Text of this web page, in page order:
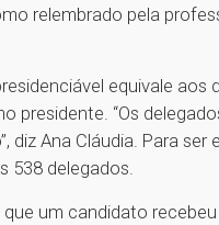
relembrado pela
equivale aos
presidente. “Os
Ana Cláudia. Para ser
538 delegados.
um candidato